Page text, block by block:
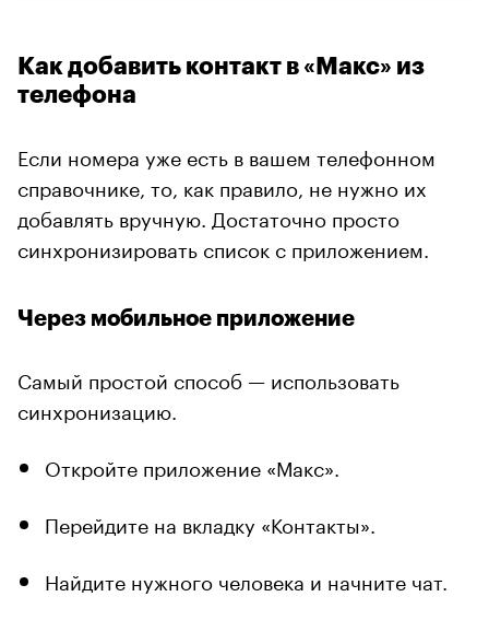
Как добавить контакт в «Макс» из
телефона
Если номера уже есть в вашем телефонном
справочнике, то, как правило, не нужно их
добавлять вручную. Достаточно просто
синхронизировать список с приложением.
Через мобильное приложение
Самый простой способ — использовать
синхронизацию.
Откройте приложение «Макс».
Перейдите на вкладку «Контакты».
Найдите нужного человека и начните чат.